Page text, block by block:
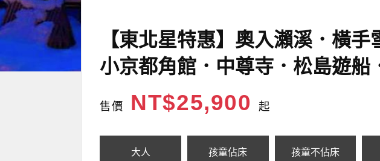
【東北星特惠】奧入瀨溪．橫
小京都角館．中尊寺．松島遊船
售價 NT$25,900起
大人 孩童佔床 孩童不佔床